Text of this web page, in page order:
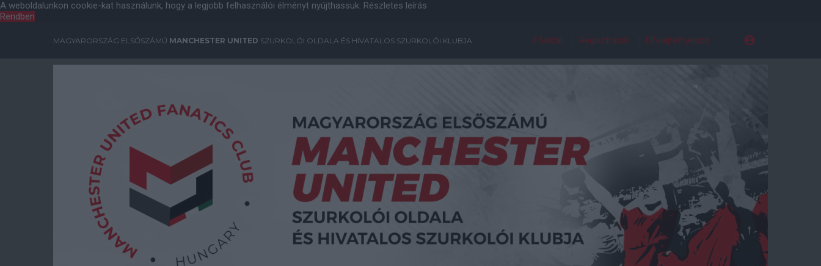
A weboldalunkon cookie-kat használunk, hogy a legjobb felhasználói élményt nyújthassuk. Részletes leírás
Rendben
MAGYARORSZÁG ELSŐSZÁMÚ MANCHESTER UNITED SZURKOLÓI OLDALA ÉS HIVATALOS SZURKOLÓI KLUBJA Főoldal Regisztráció Elfelejtett jelszó